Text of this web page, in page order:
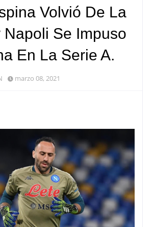
Volvió De La
Napoli Se Impuso
En La Serie A.
marzo 08, 2021